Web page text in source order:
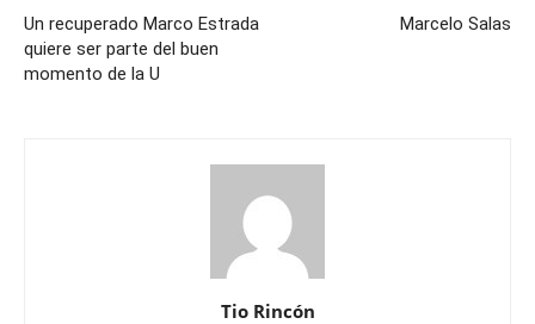
Un recuperado Marco Estrada
quiere ser parte del buen
momento de la U
Marcelo Salas
Tio Rincón